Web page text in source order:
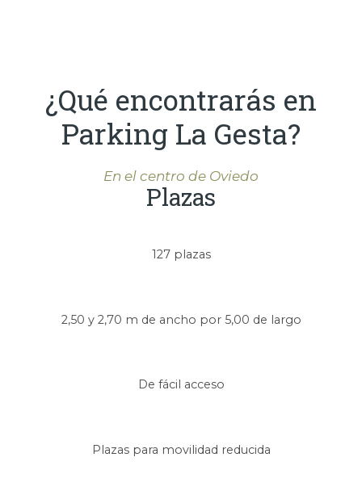
¿Qué encontrarás en
Parking La Gesta?
En el centro de Oviedo
Plazas
127 plazas
2,50 y 2,70 m de ancho por 5,00 de largo
De fácil acceso
Plazas para movilidad reducida